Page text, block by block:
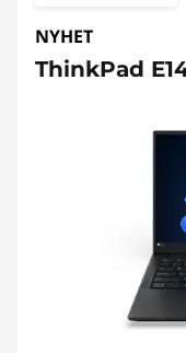
NYHET
ThinkPad